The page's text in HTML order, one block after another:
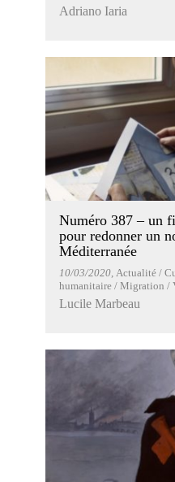
Adriano Iaria
Numéro 387 – un
pour redonner un
Méditerranée
10/03/2020, Actualité /
humanitaire / Migration /
Lucile Marbeau